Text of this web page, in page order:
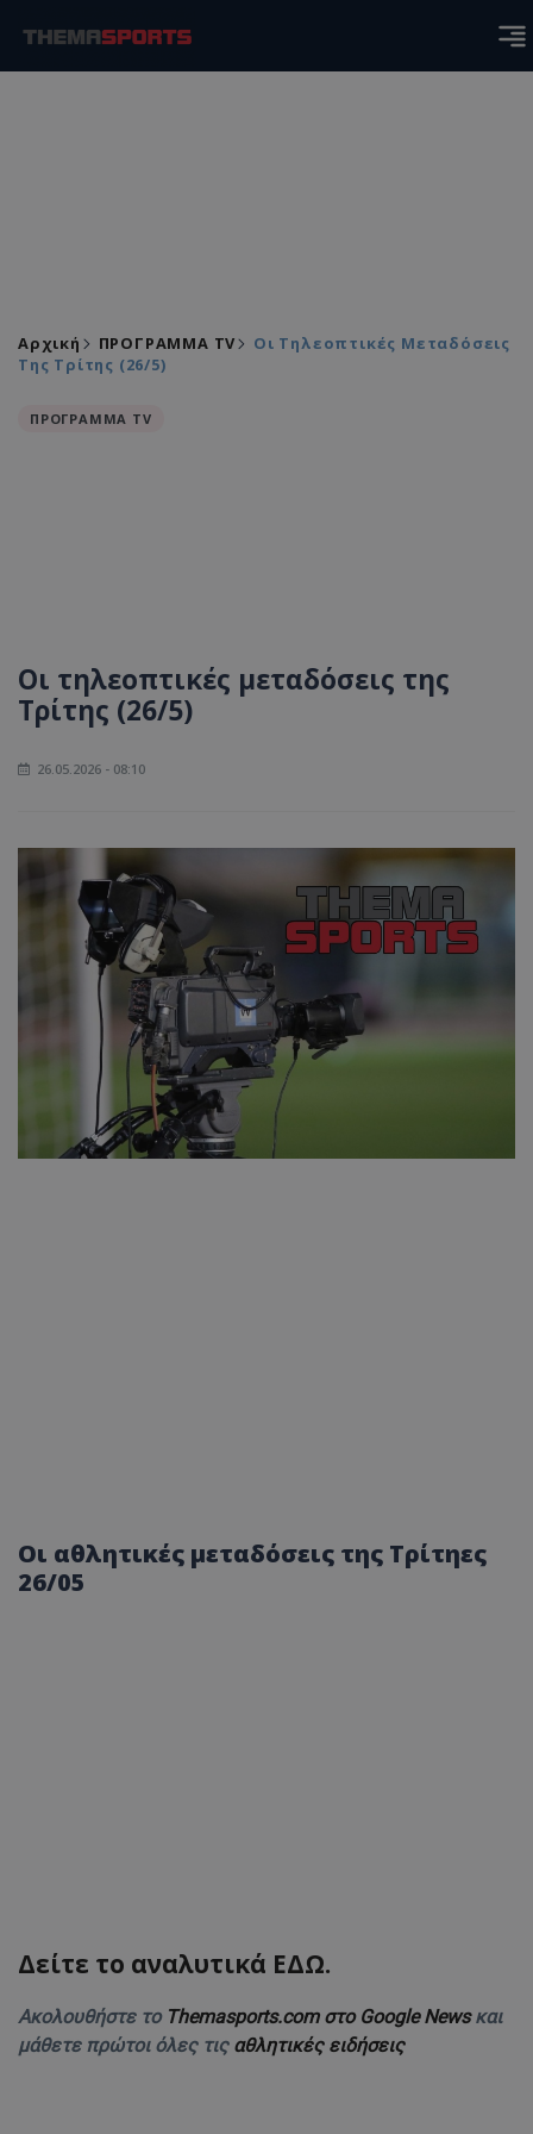
Αρχική ΠΡΟΓΡΑΜΜΑ TV
Οι Τηλεοπτικές Μεταδόσεις
Της Τρίτης (26/5)
ΠΡΟΓΡΑΜΜΑ TV
Οι τηλεοπτικές μεταδόσεις της
Τρίτης (26/5)
26.05.2026 - 08:10
Oι αθλητικές μεταδόσεις της Τρίτηες
26/05
Δείτε το αναλυτικά ΕΔΩ.
Ακολουθήστε το Themasports.com στο Google Newsκαι
μάθετε πρώτοι όλες τις αθλητικές ειδήσεις